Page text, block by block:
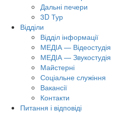
Дальні печери
3D Тур
Відділи
Відділ інформації
МЕДІА — Відеостудія
МЕДІА — Звукостудія
Майстерні
Соціальне служіння
Вакансії
Контакти
Питання і відповіді